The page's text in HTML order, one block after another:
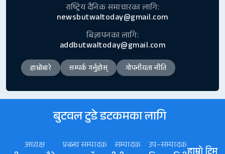
राष्ट्रिय दैनिक समाचारका लागि:
newsbutwaltoday@gmail.com
बिज्ञापनका लागि:
addbutwaltoday@gmail.com
हाम्रोबारे सम्पर्क गर्नुहोस् गोपनीयता नीति
बुटवल टुडे डटकमका लागि
अध्यक्ष प्रबन्ध सम्पादक सम्पादक उप–सम्पादक